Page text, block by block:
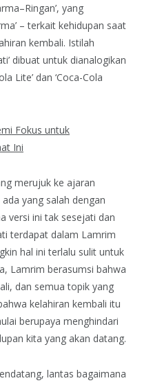
yang
– terkait kehidupan saat
kembali. Istilah
dibuat untuk dianalogikan
Lite’ dan ‘Coca-Cola
Fokus untuk
Ini
merujuk ke ajaran
ada yang salah dengan
versi ini tak sesejati dan
terdapat dalam Lamrim
hal ini terlalu sulit untuk
Lamrim berasumsi bahwa
dan semua topik yang
kelahiran kembali itu
berupaya menghindari
kita yang akan datang.
lantas bagaimana